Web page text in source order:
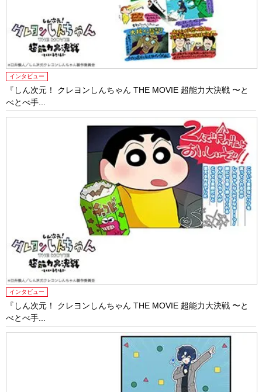
インタビュー
『しん次元！ クレヨンしんちゃん THE MOVIE 超能力大決戦 〜と
べとべ手...
インタビュー
『しん次元！ クレヨンしんちゃん THE MOVIE 超能力大決戦 〜と
べとべ手...